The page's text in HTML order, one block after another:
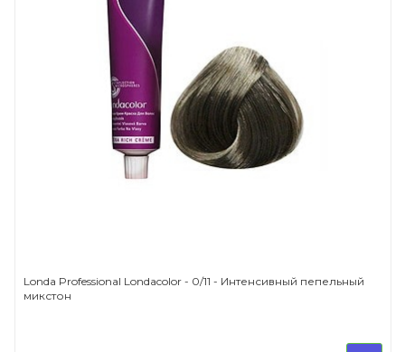
Londa Professional Londacolor - 0/11 - Интенсивный пепельный
микстон